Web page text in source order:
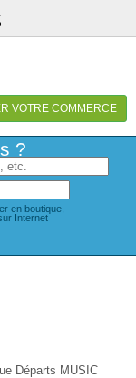
VOTRE COMMERCE
?
en boutique,
Internet
Départs MUSIC